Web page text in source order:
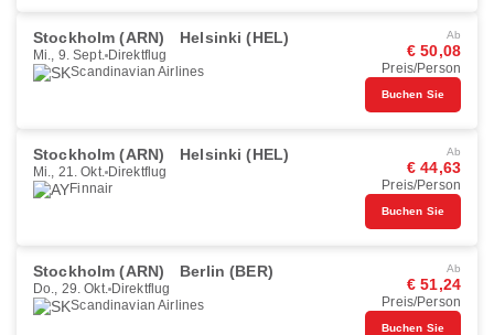
Stockholm (ARN) Helsinki (HEL)
Mi., 9. Sept. Direktflug
Scandinavian Airlines
Ab
€ 50,08
Preis/Person
Buchen Sie
Stockholm (ARN) Helsinki (HEL)
Mi., 21. Okt. Direktflug
Finnair
Ab
€ 44,63
Preis/Person
Buchen Sie
Stockholm (ARN) Berlin (BER)
Do., 29. Okt. Direktflug
Scandinavian Airlines
Ab
€ 51,24
Preis/Person
Buchen Sie